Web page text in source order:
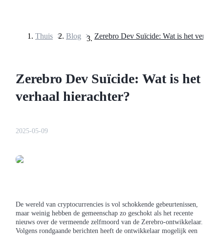
Thuis > Blog >
Zerebro Dev Suïcide: Wat is het
verhaal hierachter?
2025-05-09
De wereld van cryptocurrencies is vol schokkende gebeurtenissen,
maar weinig hebben de gemeenschap zo geschokt als het recente
nieuws over de vermeende zelfmoord van de Zerebro-ontwikkelaar.
Volgens rondgaande berichten heeft de ontwikkelaar mogelijk een